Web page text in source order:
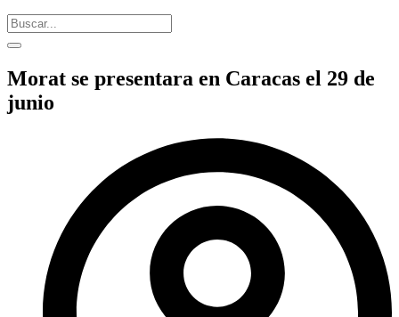
Morat se presentara en Caracas el 29 de
junio